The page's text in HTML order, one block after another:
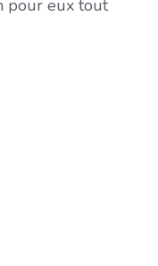
pour eux tout